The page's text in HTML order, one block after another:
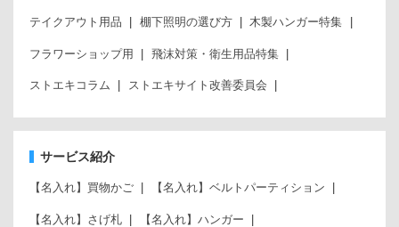
テイクアウト用品 棚下照明の選び方 木製ハンガー特集
フラワーショップ用 飛沫対策・衛生用品特集
ストエキコラム ストエキサイト改善委員会
サービス紹介
【名入れ】買物かご 【名入れ】ベルトパーティション
【名入れ】さげ札 【名入れ】ハンガー